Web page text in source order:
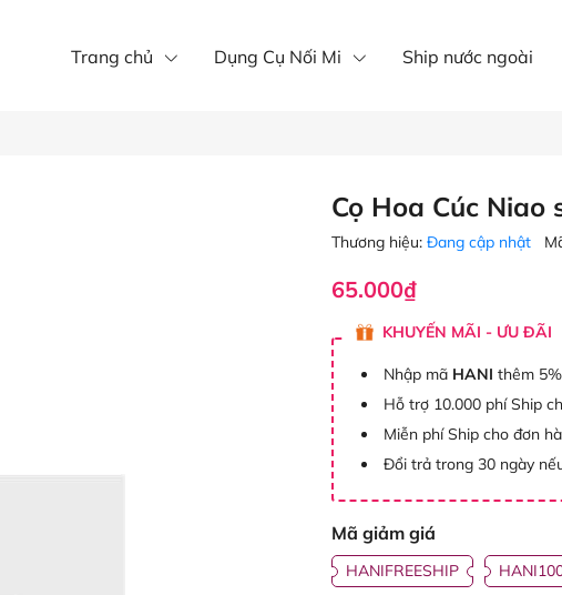
Trang chủ Dụng Cụ Nối Mi Ship nước ngoài
Cọ Hoa Cúc Niao
Thương hiệu: Đang cập nhật
65.000₫
KHUYẾN MÃI - ƯU ĐÃI
Nhập mã HANI thêm
Hỗ trợ 10.000 phí Ship
Miễn phí Ship cho đơn
Đổi trả trong 30 ngày
Mã giảm giá
HANIFREESHIP